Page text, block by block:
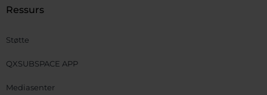
Ressurs
Støtte
QXSUBSPACE APP
Mediasenter